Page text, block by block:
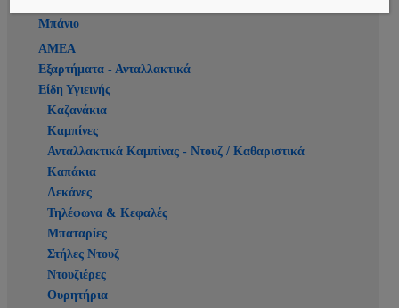
Μπάνιο
ΑΜΕΑ
Εξαρτήματα - Ανταλλακτικά
Είδη Υγιεινής
Καζανάκια
Καμπίνες
Ανταλλακτικά Καμπίνας - Ντουζ / Καθαριστικά
Καπάκια
Λεκάνες
Τηλέφωνα & Κεφαλές
Μπαταρίες
Στήλες Ντουζ
Ντουζιέρες
Ουρητήρια